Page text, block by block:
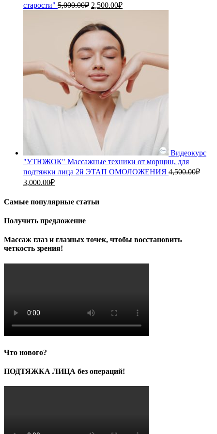
старости" 5,000.00₽ Первоначальная
цена
составляла
5,000.00₽.
2,500.00₽Текущая
цена:
Видеокурс
"УТЮЖОК" Массажные техники от морщин, для
подтяжки лица 2й ЭТАП ОМОЛОЖЕНИЯ 4,500.00₽
Первоначальная
4,500.00₽.
3,000.00₽Текущая
3,000.00₽.
Самые популярные статьи
Получить предложение
Массаж глаз и глазных точек, чтобы восстановить
четкость зрения!
Что нового?
ПОДТЯЖКА ЛИЦА без операций!